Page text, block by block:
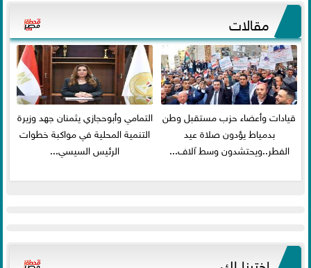
مقالات
قيادات وأعضاء حزب مستقبل وطن
بدمياط يؤدون صلاة عيد
الفطر..ويحتشدون وسط آلاف...
التمامي وأبوحجازي يثمنان جهد وزيرة
التنمية المحلية في مواكبة خطوات
الرئيس السيسي...